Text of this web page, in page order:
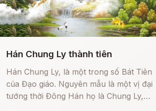
Hán Chung Ly thành tiên
Hán Chung Ly, là một trong số Bát Tiên
của Đạo giáo. Nguyên mẫu là một vị đại
tướng thời Đông Hán họ là Chung Ly,